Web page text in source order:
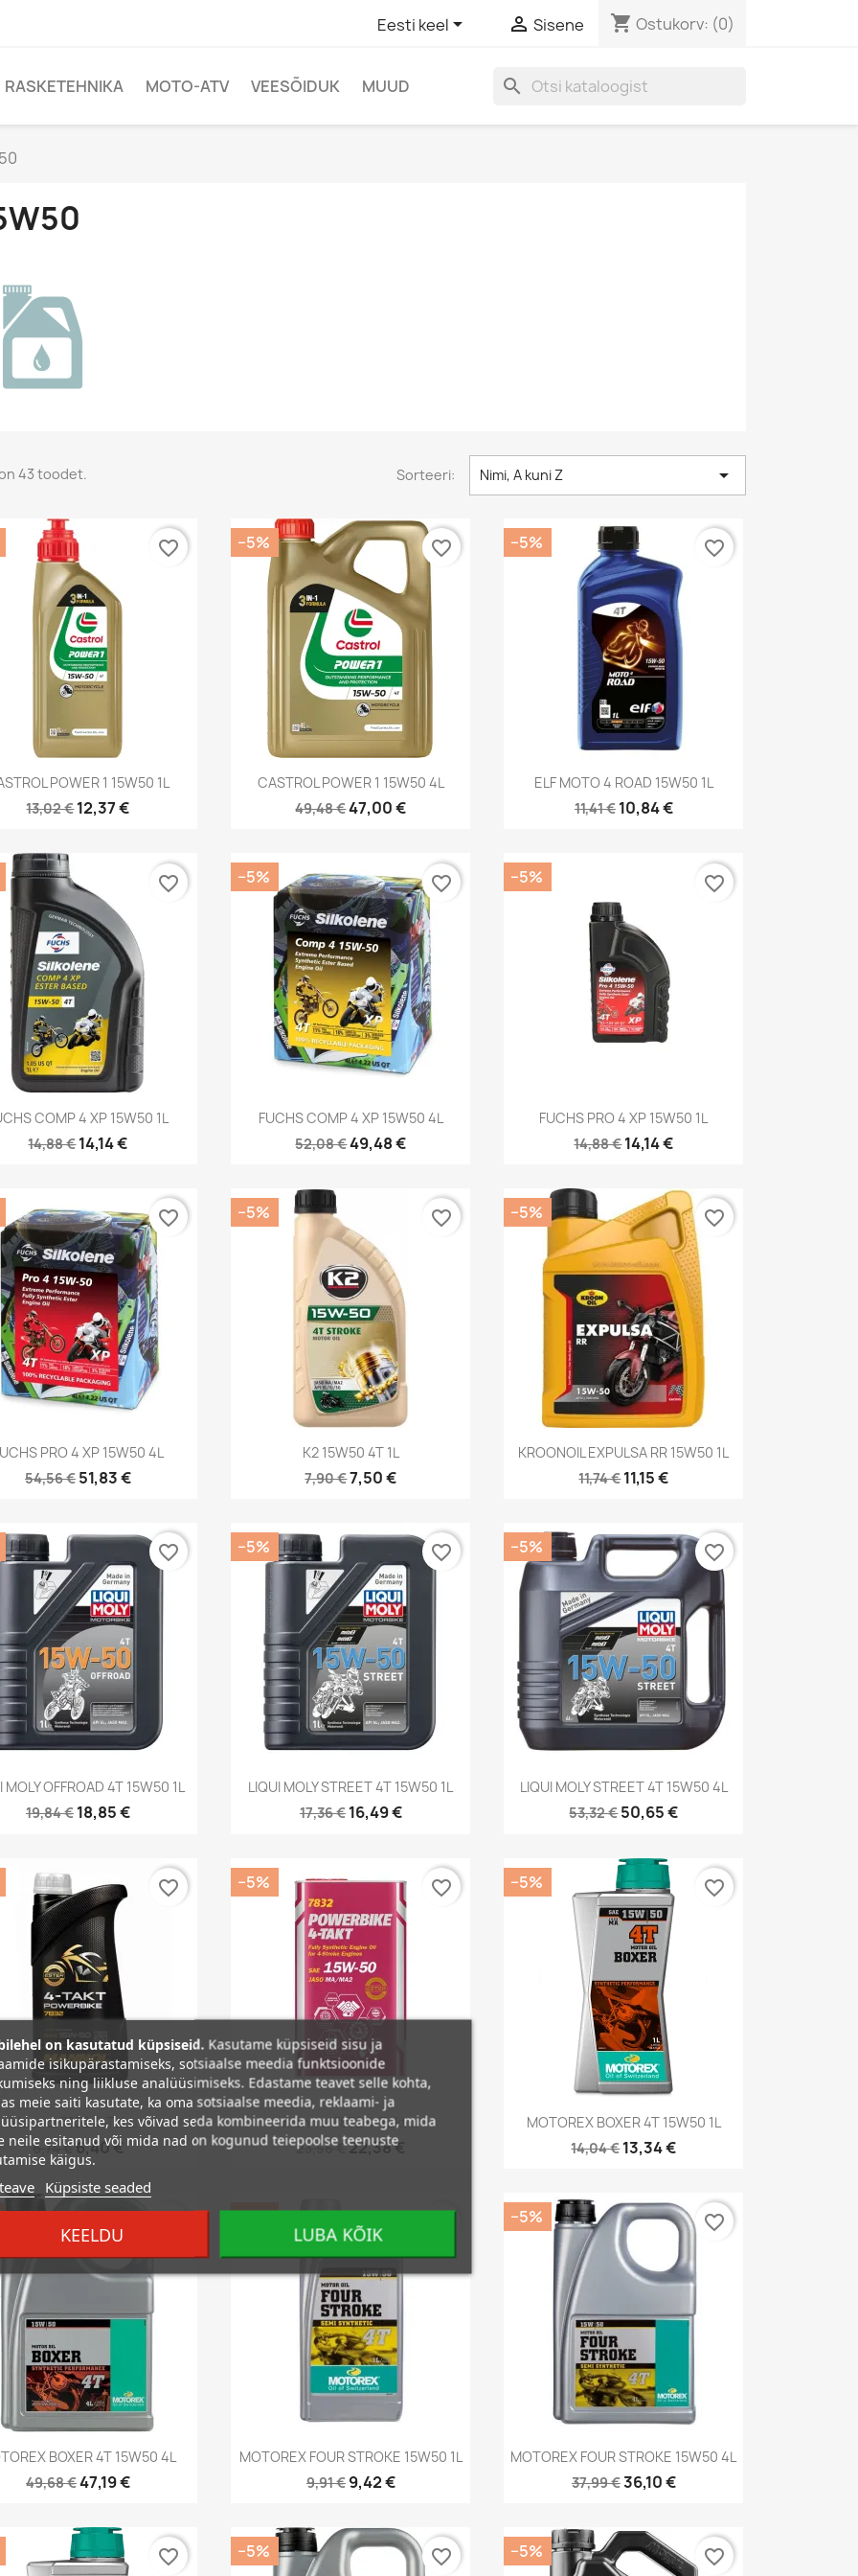
Eesti keel  Sisene shopping_cart Ostukorv: (0)
RASKETEHNIKA MOTO-ATV VEESÕIDUK MUUD search
43 toodet. Sorteeri: Nimi, A kuni Z 
Kiirvaade
POWER 1 15W50 1L
13,02 €12,37 €
favorite_border
Kiirvaade
CASTROL POWER 1 15W50 4L
49,48 €47,00 €
−5% favorite_border
Kiirvaade
ELF MOTO 4 ROAD 15W50 1L
11,41 € 10,84 €
−5% favorite_border
Kiirvaade
COMP 4 XP 15W50 1L
14,88 €14,14 €
favorite_border
Kiirvaade
FUCHS COMP 4 XP 15W50 4L
52,08 €49,48 €
−5% favorite_border
Kiirvaade
FUCHS PRO 4 XP 15W50 1L
14,88 €14,14 €
−5% favorite_border
Kiirvaade
PRO 4 XP 15W50 4L
54,56 € 51,83 €
favorite_border
Kiirvaade
K2 15W50 4T 1L
7,90 €7,50 €
−5% favorite_border
Kiirvaade
KROONOIL EXPULSA RR 15W50 1L
11,74 €11,15 €
−5% favorite_border
Kiirvaade
MOLY OFFROAD 4T 15W50 1L
19,84 € 18,85 €
favorite_border
Kiirvaade
LIQUI MOLY STREET 4T 15W50 1L
17,36 € 16,49 €
−5% favorite_border
Kiirvaade
LIQUI MOLY STREET 4T 15W50 4L
53,32 €50,65 €
−5% favorite_border
Kiirvaade
Mannol 7832 4-Takt...
6,74 €6,40 €
favorite_border
Kiirvaade
Mannol 7832 4-Takt...
23,56 €22,38 €
−5% favorite_border
Kiirvaade
MOTOREX BOXER 4T 15W50 1L
14,04 €13,34 €
−5% favorite_border
Kiirvaade
BOXER 4T 15W50 4L
49,68 €47,19 €
Kiirvaade
MOTOREX FOUR STROKE 15W50 1L
9,91 € 9,42 €
−5%
 Kiirvaade
MOTOREX FOUR STROKE 15W50 4L
37,99 €36,10 €
−5% favorite_border
favorite_border −5% favorite_border −5% favorite_border
on kasutatud küpsiseid. Kasutame küpsiseid sisu ja
isikupärastamiseks, sotsiaalse meedia funktsioonide
ning liikluse analüüsimiseks. Edastame teavet selle kohta,
meie saiti kasutate, ka oma sotsiaalse meedia, reklaami- ja
kes võivad seda kombineerida muu teabega, mida
neile esitanud või mida nad on kogunud teiepoolse teenuste
käigus.
Küpsiste seaded
KEELDU LUBA KÕIK